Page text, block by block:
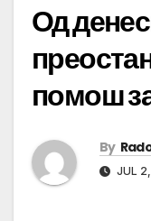
Од
помош
By
JUL